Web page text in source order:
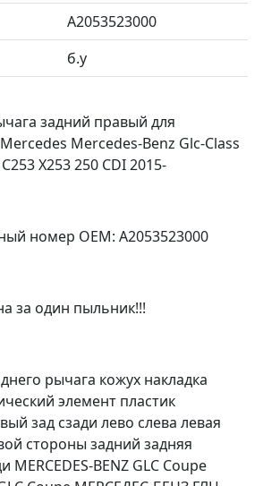
A2053523000
б.у
задний правый для
Mercedes-Benz Glc-Class
X253 250 CDI 2015-
номер OEM: A2053523000
за один пыльник!!!
рычага кожух накладка
элемент пластик
зад сзади лево слева левая
стороны задний задняя
MERCEDES-BENZ GLC Coupe